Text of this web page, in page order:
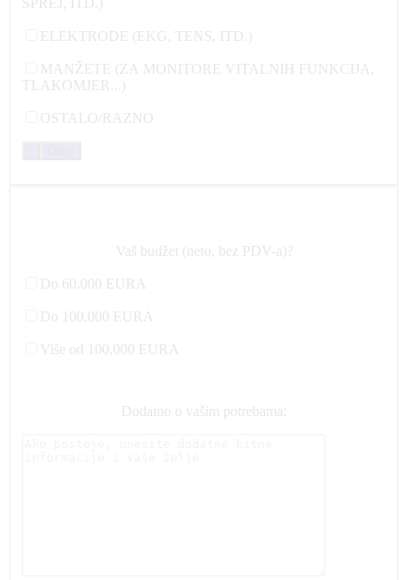
SPREJ, ITD.)
ELEKTRODE (EKG, TENS, ITD.)
MANŽETE (ZA MONITORE VITALNIH FUNKCIJA,
TLAKOMJER...)
OSTALO/RAZNO
Vaš budžet (neto, bez PDV-a)?
Do 60.000 EURA
Do 100.000 EURA
Više od 100.000 EURA
Dodatno o vašim potrebama: